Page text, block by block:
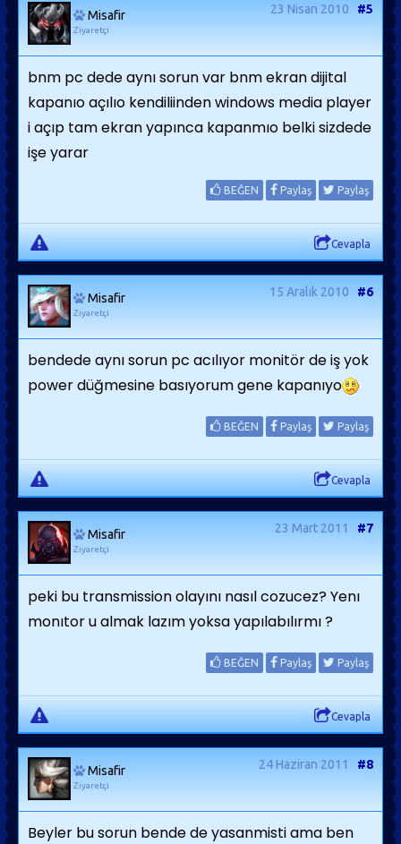
Misafir
Ziyaretçi
23 Nisan 2010 #5
bnm pc dede aynı sorun var bnm ekran dijital
kapanıo açılıo kendiliinden windows media player
i açıp tam ekran yapınca kapanmıo belki sizdede
işe yarar
BEĞEN Paylaş Paylaş
Cevapla
Misafir
Ziyaretçi
15 Aralık 2010 #6
bendede aynı sorun pc acılıyor monitör de iş yok
power düğmesine basıyorum gene kapanıyo
BEĞEN Paylaş Paylaş
Cevapla
Misafir
Ziyaretçi
23 Mart 2011 #7
peki bu transmission olayını nasıl cozucez? Yenı
monıtor u almak lazım yoksa yapılabılırmı ?
BEĞEN Paylaş Paylaş
Cevapla
Misafir
Ziyaretçi
24 Haziran 2011 #8
Beyler bu sorun bende de yasanmisti ama ben